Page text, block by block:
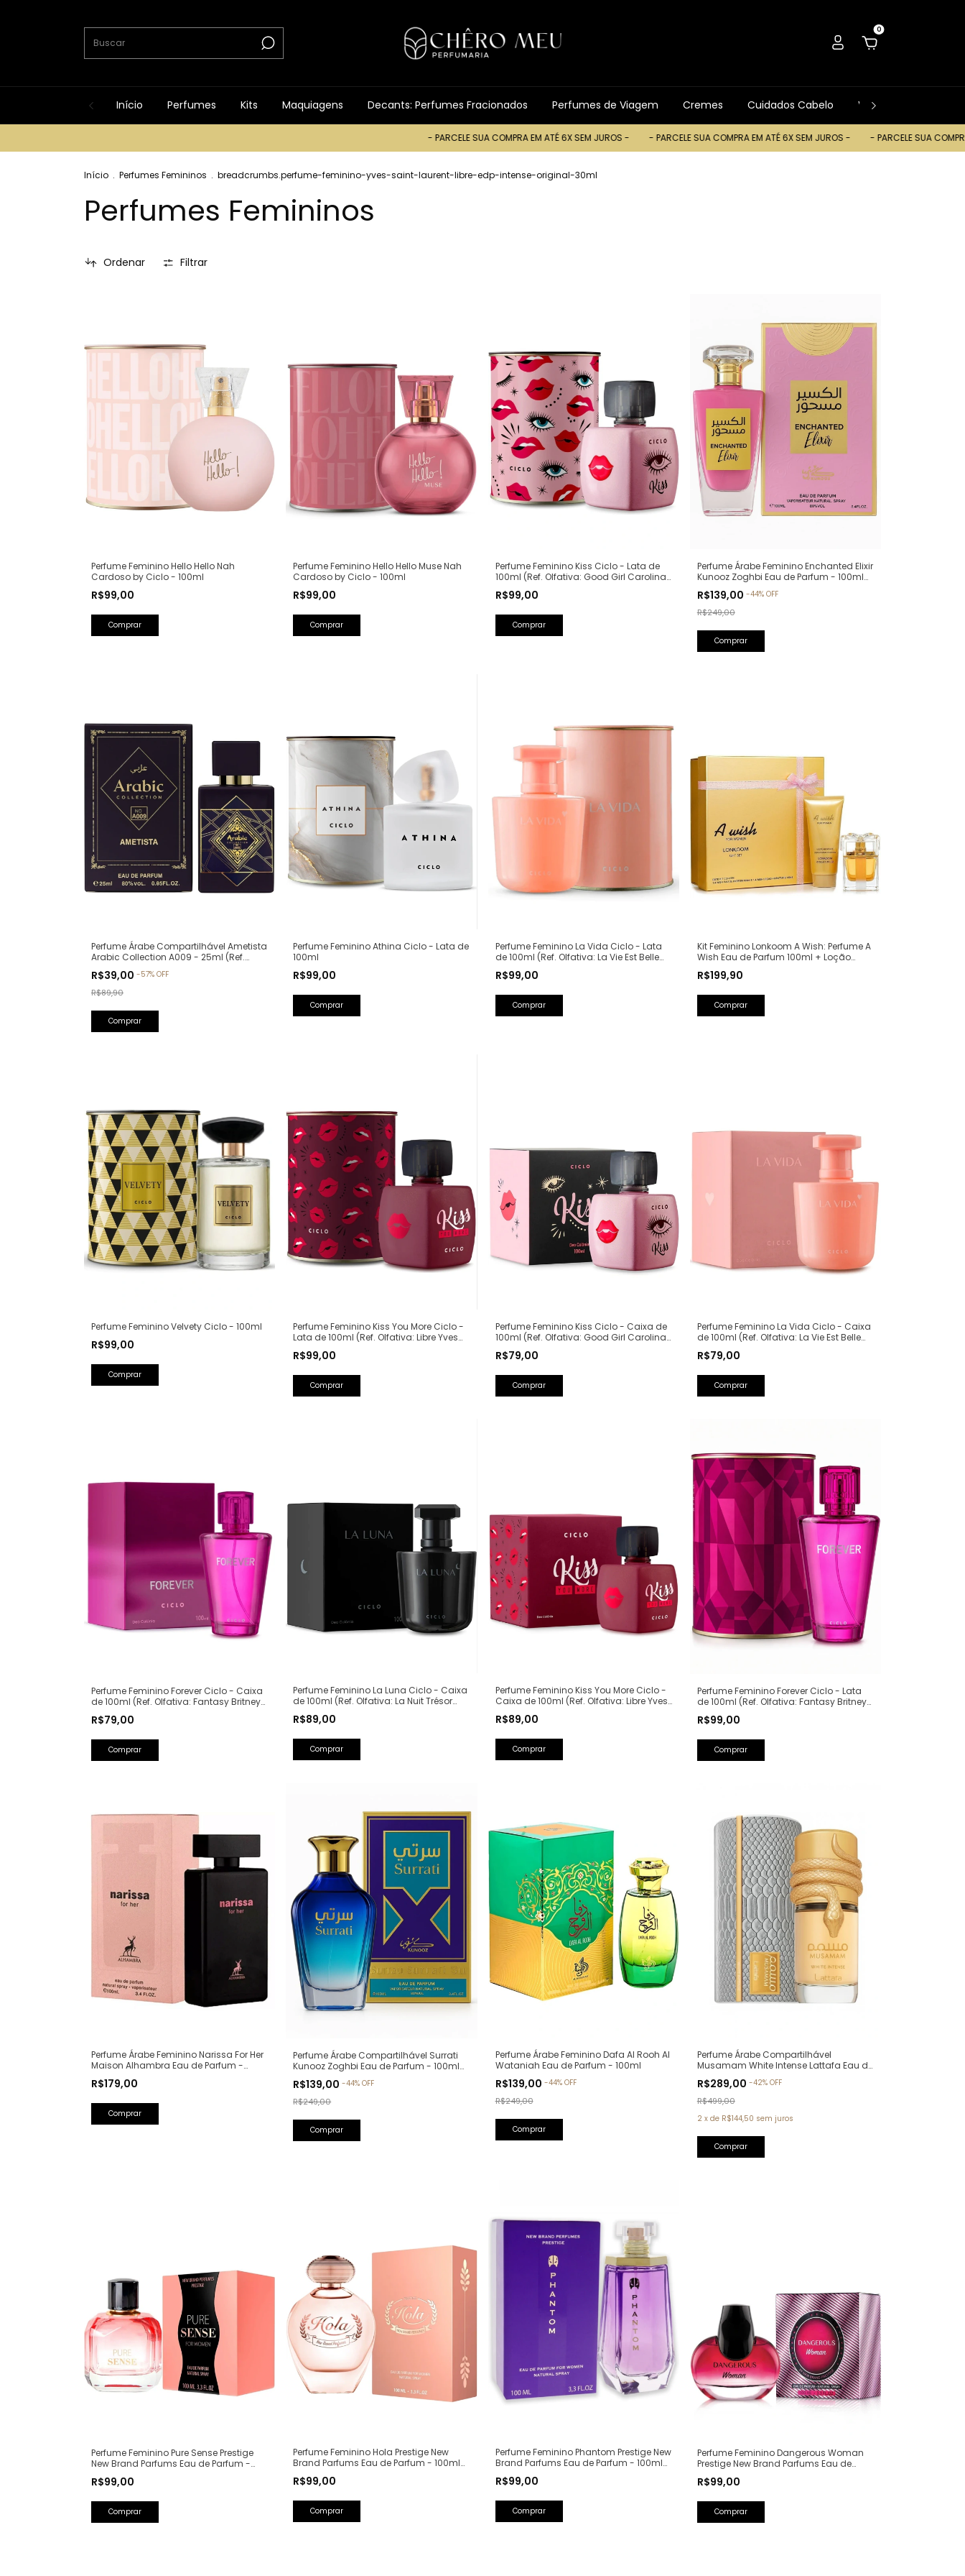
0
Início Perfumes Kits Maquiagens Decants: Perfumes Fracionados Perfumes de Viagem Cremes Cuidados Cabelo Ver Tudo
- PARCELE SUA COMPRA EM ATÉ 6X SEM JUROS - - PARCELE SUA COMPRA EM ATÉ 6X SEM JUROS - - PARCELE SUA COMPRA EM ATÉ 6X
Início . Perfumes Femininos . breadcrumbs.perfume-feminino-yves-saint-laurent-libre-edp-intense-original-30ml
Perfumes Femininos
Ordenar Filtrar
Perfume Feminino Hello Hello Nah
Cardoso by Ciclo - 100ml
R$99,00
Perfume Feminino Hello Hello Muse Nah
Cardoso by Ciclo - 100ml
R$99,00
Perfume Feminino Kiss Ciclo - Lata de
100ml (Ref. Olfativa: Good Girl Carolina
R$99,00
Perfume Árabe Feminino Enchanted Elixir
Kunooz Zoghbi Eau de Parfum - 100ml
Chanel)
R$139,00 -44% OFF
R$249,00
Perfume Árabe Compartilhável Ametista
Arabic Collection A009 - 25ml (Ref.
Lattafa)
R$39,00 -57% OFF
R$89,90
Perfume Feminino Athina Ciclo - Lata de
100ml
R$99,00
Perfume Feminino La Vida Ciclo - Lata
de 100ml (Ref. Olfativa: La Vie Est Belle
R$99,00
Kit Feminino Lonkoom A Wish: Perfume A
Wish Eau de Parfum 100ml + Loção
R$199,90
Perfume Feminino Velvety Ciclo - 100ml
R$99,00
Perfume Feminino Kiss You More Ciclo -
Lata de 100ml (Ref. Olfativa: Libre Yves
R$99,00
Perfume Feminino Kiss Ciclo - Caixa de
100ml (Ref. Olfativa: Good Girl Carolina
R$79,00
Perfume Feminino La Vida Ciclo - Caixa
de 100ml (Ref. Olfativa: La Vie Est Belle
R$79,00
Perfume Feminino Forever Ciclo - Caixa
de 100ml (Ref. Olfativa: Fantasy Britney
R$79,00
Perfume Feminino La Luna Ciclo - Caixa
de 100ml (Ref. Olfativa: La Nuit Trésor
R$89,00
Perfume Feminino Kiss You More Ciclo -
Caixa de 100ml (Ref. Olfativa: Libre Yves
R$89,00
Perfume Feminino Forever Ciclo - Lata
de 100ml (Ref. Olfativa: Fantasy Britney
R$99,00
Perfume Árabe Feminino Narissa For Her
Maison Alhambra Eau de Parfum -
For Her)
R$179,00
Perfume Árabe Compartilhável Surrati
Kunooz Zoghbi Eau de Parfum - 100ml
R$139,00-44%OFF
R$249,00
Perfume Árabe Feminino Dafa Al Rooh Al
Wataniah Eau de Parfum - 100ml
R$139,00 -44% OFF
R$249,00
Perfume Árabe Compartilhável
Musamam White Intense Lattafa Eau de
Parfum - 100ml
R$289,00 -42% OFF
R$499,00
2 x de R$144,50 sem juros
Perfume Feminino Pure Sense Prestige
New Brand Parfums Eau de Parfum -
Rabanne)
R$99,00
Perfume Feminino Hola Prestige New
Brand Parfums Eau de Parfum - 100ml
(Ref. Olfativa: Olympéa Paco Rabanne)
R$99,00
Perfume Feminino Phantom Prestige New
Brand Parfums Eau de Parfum - 100ml
(Ref. Olfativa: Alien Mugler)
R$99,00
Perfume Feminino Dangerous Woman
Prestige New Brand Parfums Eau de
Dior)
R$99,00